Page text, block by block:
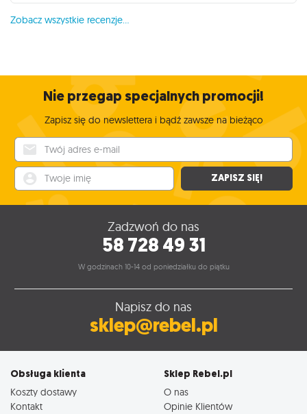
być brane pod uwagę jako dodatkowa zmienna. Bardzo
fajnie i zgrabnie to działa.
tragiczne. Taki prosty mechanizm, a instrukcja i opisy na
kartach w taki sposób sformułowane, że nie wiadomo jak
grać. :)
Zobacz wszystkie recenzje...
Nie przegap specjalnych promocji!
Zapisz się do newslettera i bądź zawsze na bieżąco
ZAPISZ SIĘ!
Zadzwoń do nas
58 728 49 31
W godzinach 10-14 od poniedziałku do piątku
Napisz do nas
sklep@rebel.pl
Obsługa klienta
Koszty dostawy
Kontakt
Sklep Rebel.pl
O nas
Opinie Klientów